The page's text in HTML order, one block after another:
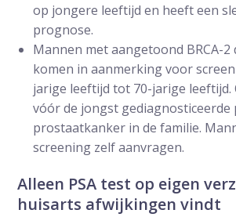
op jongere leeftijd en heeft een
prognose.
Mannen met aangetoond BRCA-2
komen in aanmerking voor
jarige leeftijd tot 70-jarige leeftijd.
vóór de jongst gediagnosticeerde
prostaatkanker in de familie.
screening zelf aanvragen.
Alleen PSA test op eigen
huisarts afwijkingen vindt